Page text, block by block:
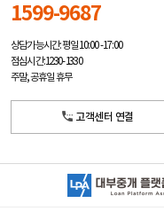
1599-9687
상담가능시간: 평일10:00 -17:00
점심시간: 12:30 - 13:30
주말, 공휴일 휴무
고객센터 연결